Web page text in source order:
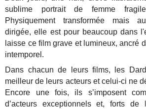
sublime portrait de femme
Physiquement transformée mais
dirigée, elle est pour beaucoup dans
laisse ce film grave et lumineux, ancré
intemporel.
Dans chacun de leurs films, les
meilleur de leurs acteurs et celui-ci ne
Encore une fois, ils s’imposent
d’acteurs exceptionnels et, forts de